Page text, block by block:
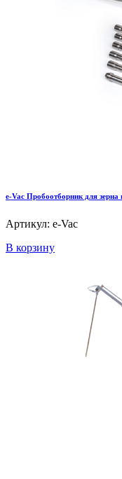
e-Vac Пробоотборник для
Артикул: e-Vac
В корзину